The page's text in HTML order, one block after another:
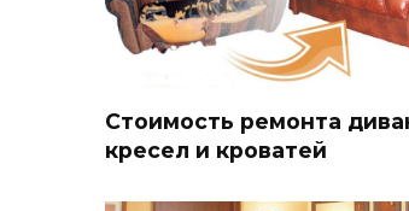
Стоимость ремонта
кресел и кроватей